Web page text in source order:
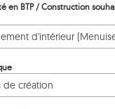
en BTP / Construction